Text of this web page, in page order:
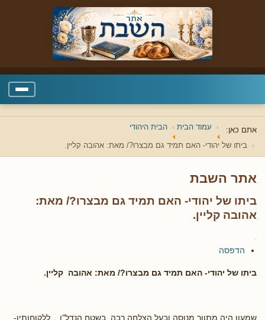
אתם כאן: עמוד הבית הבית היהודי
ביתו של יהודי- האם תמיד גם מבצרו?/ מאת: אהובה קליין.
אתר השבת
ביתו של יהודי- האם תמיד גם מבצרו?/ מאת:
אהובה קליין.
הדפסה
ביתו של יהודי- האם תמיד גם מבצרו?/ מאת: אהובה קליין.
שמעון היה מתווך מנוסה ובעל הצלחה רבה בשטח הנדל"ן , ללקוחותיו-